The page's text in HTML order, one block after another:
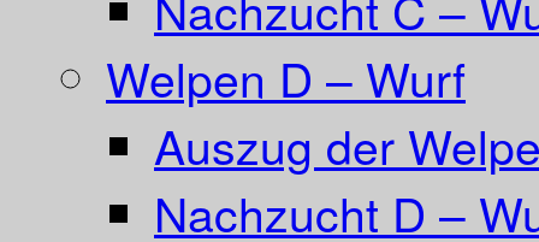
Welpen D – Wurf
Auszug der
Nachzucht D –